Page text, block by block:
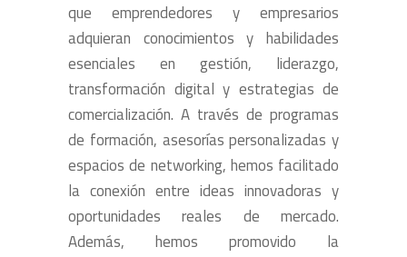
que emprendedores y empresarios
adquieran conocimientos y habilidades
esenciales en gestión, liderazgo,
transformación digital y estrategias de
comercialización. A través de programas
de formación, asesorías personalizadas y
espacios de networking, hemos facilitado
la conexión entre ideas innovadoras y
oportunidades reales de mercado.
Además, hemos promovido la